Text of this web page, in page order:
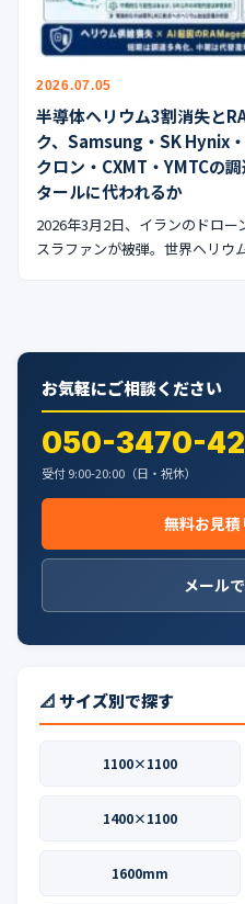
2026.07.05
半導体ヘリウム3割消失と
ク、Samsung・SK Hynix
クロン・CXMT・YMTCの
タールに代われるか
2026年3月2日、イランのドロ
スラファンが被弾。世界ヘリ
お気軽にご相談ください
050-3470-
受付 9:00-20:00（日・祝休）
無料お見積
メール
📐 サイズ別で探す
1100×1100
1400×1100
1600mm